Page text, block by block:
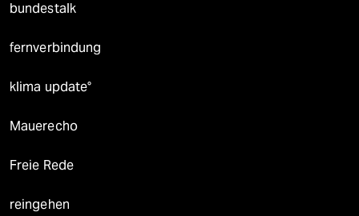
bundestalk
fernverbindung
klima update°
Mauerecho
Freie Rede
reingehen